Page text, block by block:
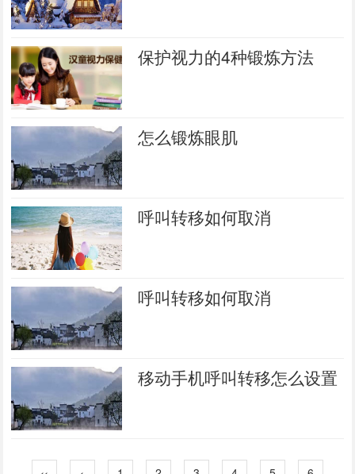
保护视力的4种锻炼方法
怎么锻炼眼肌
呼叫转移如何取消
呼叫转移如何取消
移动手机呼叫转移怎么设置